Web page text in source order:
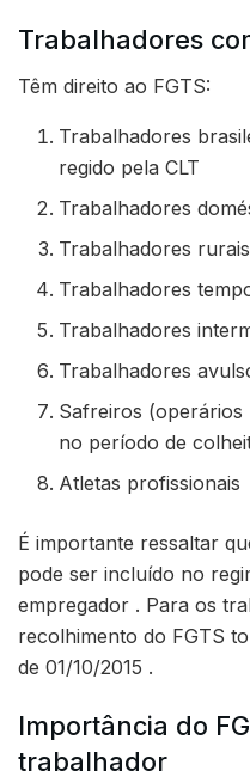
Trabalhadores
Têm direito ao FGTS:
Trabalhadores
regido pela CLT
Trabalhadores
Trabalhadores rurais
Trabalhadores
Trabalhadores
Trabalhadores
Safreiros (operários
no período de
Atletas profissionais
É importante ressaltar
pode ser incluído no
empregador . Para os
recolhimento do FGTS
de 01/10/2015 .
Importância do
trabalhador